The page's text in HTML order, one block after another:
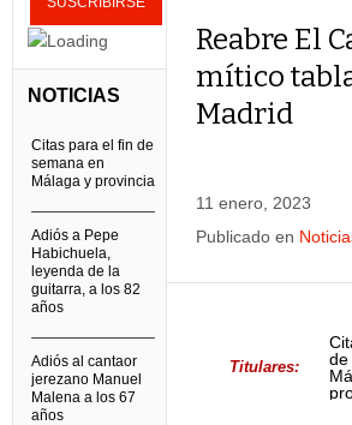
Reabre El
mítico
Madrid
11 enero, 2023
Publicado en
Titulares:
de
NOTICIAS
Citas para el fin de
semana en
Málaga y provincia
Adiós a Pepe
Habichuela,
leyenda de la
guitarra, a los 82
años
Adiós al cantaor
jerezano Manuel
Malena a los 67
años